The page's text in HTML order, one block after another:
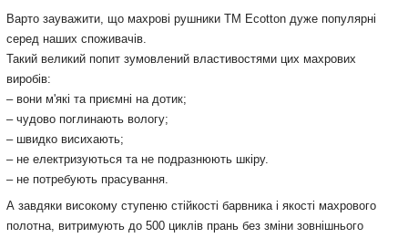
Варто зауважити, що махрові рушники ТМ Ecotton дуже популярні
серед наших споживачів.
Такий великий попит зумовлений властивостями цих махрових
виробів:
– вони м'які та приємні на дотик;
– чудово поглинають вологу;
– швидко висихають;
– не електризуються та не подразнюють шкіру.
– не потребують прасування.
А завдяки високому ступеню стійкості барвника і якості махрового
полотна, витримують до 500 циклів прань без зміни зовнішнього